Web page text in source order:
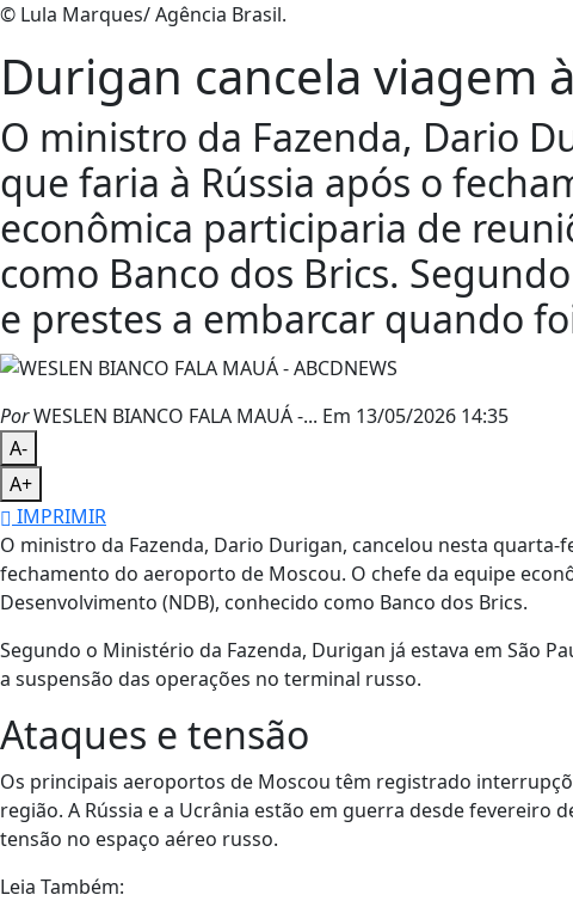
© Lula Marques/ Agência Brasil.
Durigan cancela viagem
O ministro da Fazenda, Dario
que faria à Rússia após o
econômica participaria de
como Banco dos Brics.
e prestes a embarcar quando
PorWESLEN BIANCO FALA MAUÁ -... Em 13/05/2026 14:35
A-
A+
IMPRIMIR
O ministro da Fazenda, Dario Durigan, cancelou nesta quarta-
fechamento do aeroporto de Moscou. O chefe da equipe
Desenvolvimento (NDB), conhecido como Banco dos Brics.
Segundo o Ministério da Fazenda, Durigan já estava em São
a suspensão das operações no terminal russo.
Ataques e tensão
Os principais aeroportos de Moscou têm registrado
região. A Rússia e a Ucrânia estão em guerra desde fevereiro
tensão no espaço aéreo russo.
Leia Também: